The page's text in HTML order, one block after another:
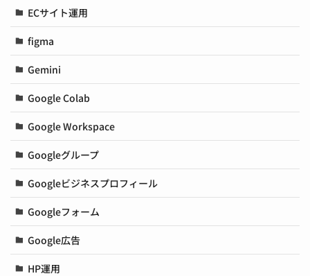
ECサイト運用
figma
Gemini
Google Colab
Google Workspace
Googleグループ
Googleビジネスプロフィール
Googleフォーム
Google広告
HP運用